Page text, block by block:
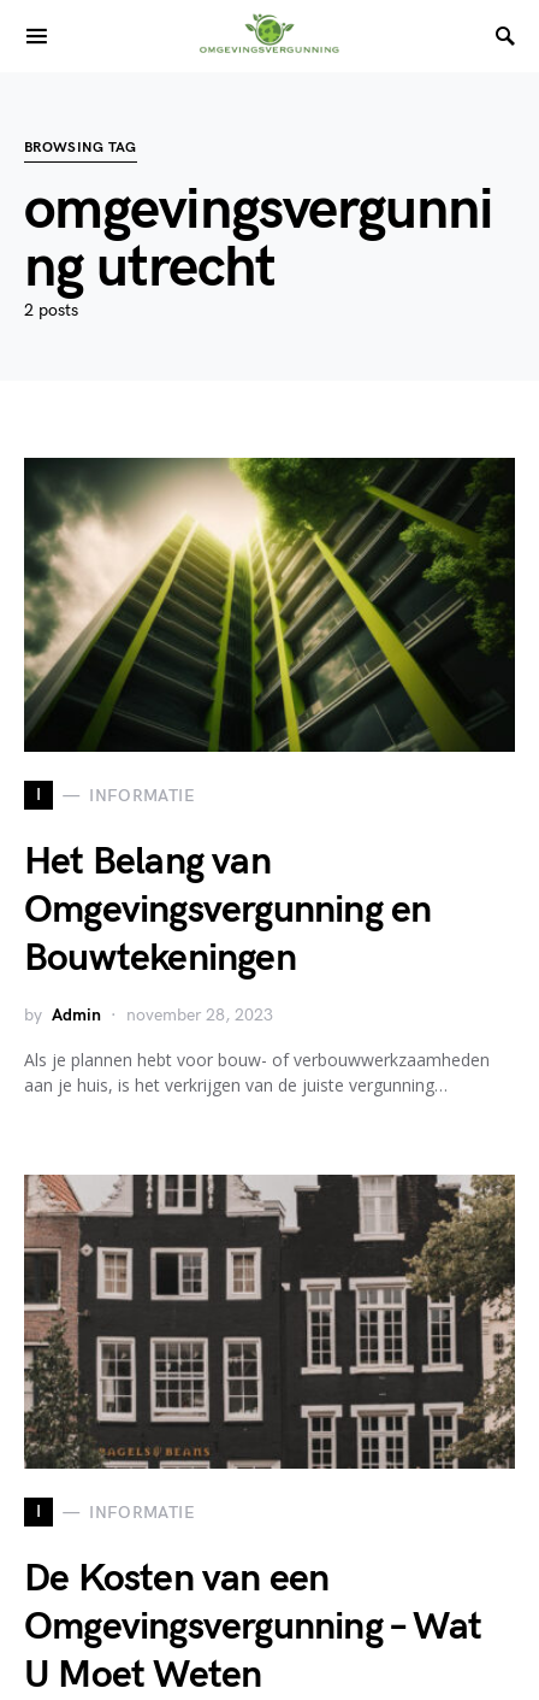
BROWSING TAG
omgevingsvergunni
ng utrecht
2 posts
I INFORMATIE
Het Belang van
Omgevingsvergunning en
Bouwtekeningen
by Admin november 28, 2023
Als je plannen hebt voor bouw- of verbouwwerkzaamheden
aan je huis, is het verkrijgen van de juiste vergunning…
I INFORMATIE
De Kosten van een
Omgevingsvergunning – Wat
U Moet Weten